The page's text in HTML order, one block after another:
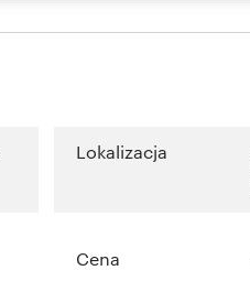
Lokalizacja
Cena